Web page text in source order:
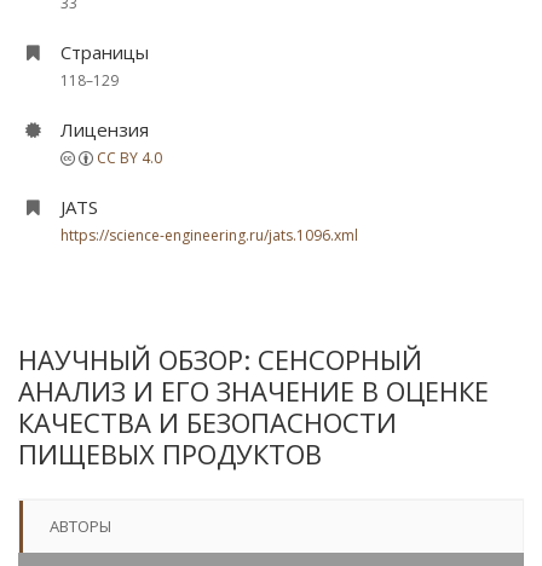
Страницы
118–129
Лицензия
CC BY 4.0
JATS
https://science-engineering.ru/jats.1096.xml
НАУЧНЫЙ ОБЗОР: СЕНСОРНЫЙ
АНАЛИЗ И ЕГО ЗНАЧЕНИЕ В ОЦЕНКЕ
КАЧЕСТВА И БЕЗОПАСНОСТИ
ПИЩЕВЫХ ПРОДУКТОВ
АВТОРЫ